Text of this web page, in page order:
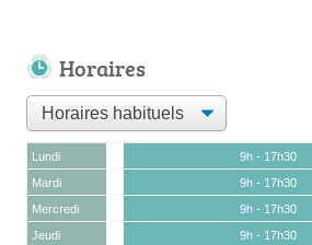
Horaires
Lundi
9h - 17h30
Mardi
9h - 17h30
Mercredi
9h - 17h30
Jeudi
9h - 17h30